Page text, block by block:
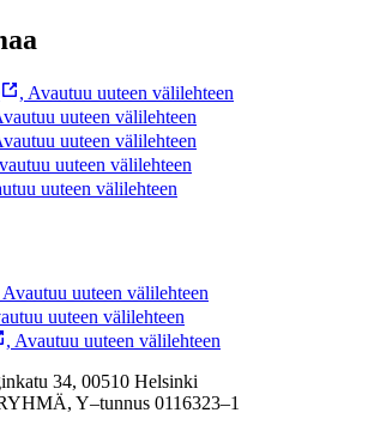
, Avautuu uuteen välilehteen
uuteen välilehteen
uuteen välilehteen
uuteen välilehteen
uuteen välilehteen
Avautuu uuteen välilehteen
uuteen välilehteen
, Avautuu uuteen välilehteen
34, 00510 Helsinki
Y–tunnus 0116323–1